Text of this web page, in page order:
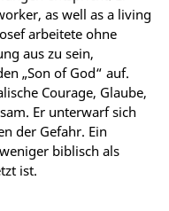
as well as a living
arbeitete ohne
aus zu sein,
„Son of God“ auf.
Courage, Glaube,
Er unterwarf sich
der Gefahr. Ein
biblisch als
ist.